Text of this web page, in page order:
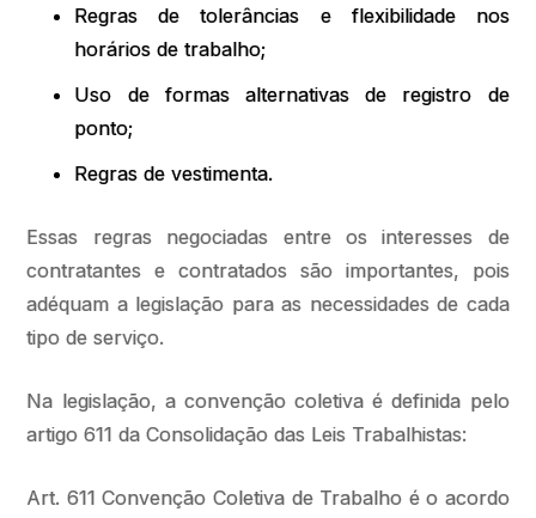
Regras de tolerâncias e flexibilidade nos
horários de trabalho;
Uso de formas alternativas de registro de
ponto;
Regras de vestimenta.
Essas regras negociadas entre os interesses de
contratantes e contratados são importantes, pois
adéquam a legislação para as necessidades de cada
tipo de serviço.
Na legislação, a convenção coletiva é definida pelo
artigo 611 da Consolidação das Leis Trabalhistas:
Art. 611 Convenção Coletiva de Trabalho é o acordo